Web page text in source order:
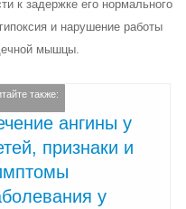
к задержке его нормального
и нарушение работы
мышцы.
также:
ангины у
признаки и
у